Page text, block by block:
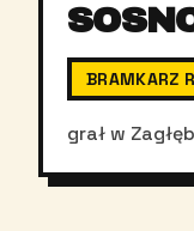
BRAMKARZ
grał w